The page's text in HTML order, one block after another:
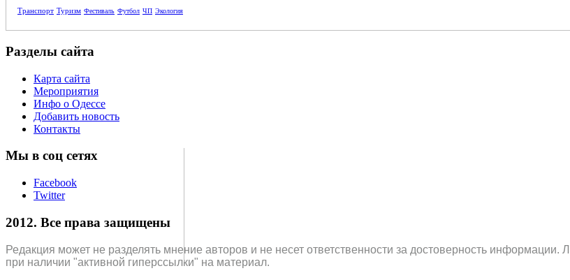
Транспорт Туризм Фестиваль Футбол ЧП Экология
Разделы сайта
Карта сайта
Мероприятия
Инфо о Одессе
Добавить новость
Контакты
Мы в соц сетях
Facebook
Twitter
2012. Все права защищены
Редакция может не разделять мнение авторов и не несет ответственности за достоверность
при наличии "активной гиперссылки" на материал.